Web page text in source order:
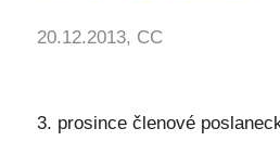
20.12.2013, CC
3. prosince členové